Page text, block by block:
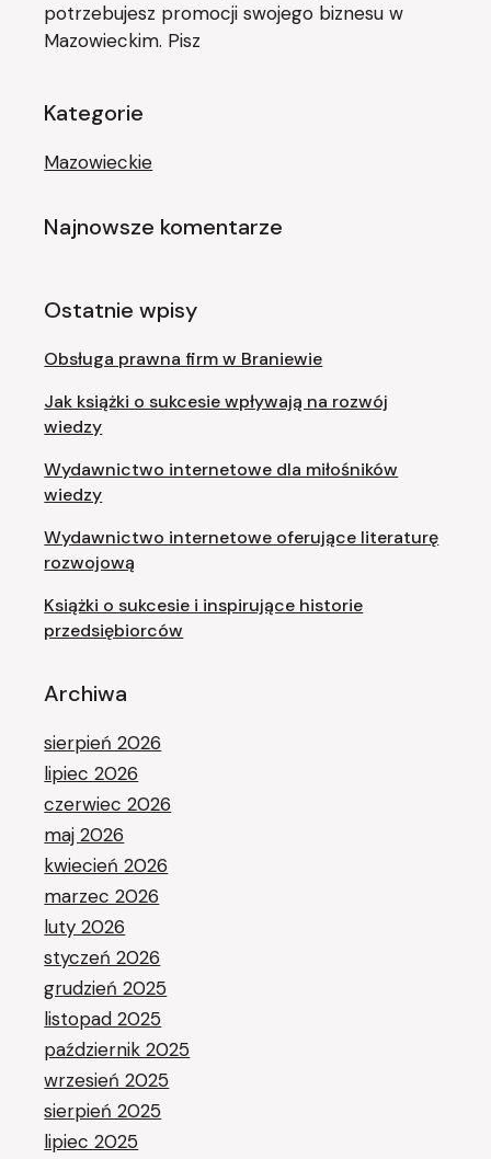
potrzebujesz promocji swojego biznesu w
Mazowieckim. Pisz
Kategorie
Mazowieckie
Najnowsze komentarze
Ostatnie wpisy
Obsługa prawna firm w Braniewie
Jak książki o sukcesie wpływają na rozwój
wiedzy
Wydawnictwo internetowe dla miłośników
wiedzy
Wydawnictwo internetowe oferujące literaturę
rozwojową
Książki o sukcesie i inspirujące historie
przedsiębiorców
Archiwa
sierpień 2026
lipiec 2026
czerwiec 2026
maj 2026
kwiecień 2026
marzec 2026
luty 2026
styczeń 2026
grudzień 2025
listopad 2025
październik 2025
wrzesień 2025
sierpień 2025
lipiec 2025